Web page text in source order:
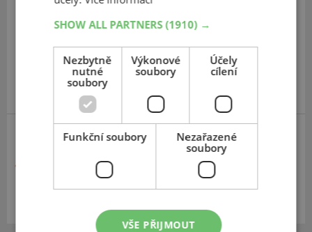
225 45 R18 95W
1 418 Kč
Momentálně nedostupné
SHOW ALL PARTNERS(1910) →
Nezbytně
nutné
soubory
Výkonové
soubory
Účely
cílení
Funkční soubory
Nezařazené
soubory
VŠE PŘIJMOUT